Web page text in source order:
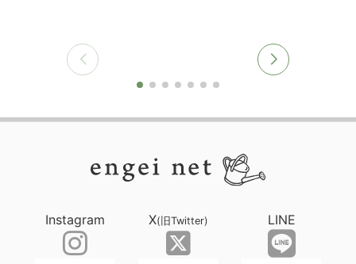
Instagram X(旧Twitter) LINE